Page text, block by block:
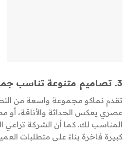
3. تصاميم متنوعة تناسب
تقدم نماكو مجموعة واسعة من
عصري يعكس الحداثة والأناقة، أو
المناسب لك. كما أن الشركة
كبيرة فاخرة بناءً على متطلبات